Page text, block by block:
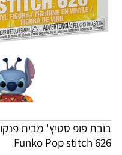
בובת פופ סטיץ' מבית פנקו
Funko Pop stitch 626